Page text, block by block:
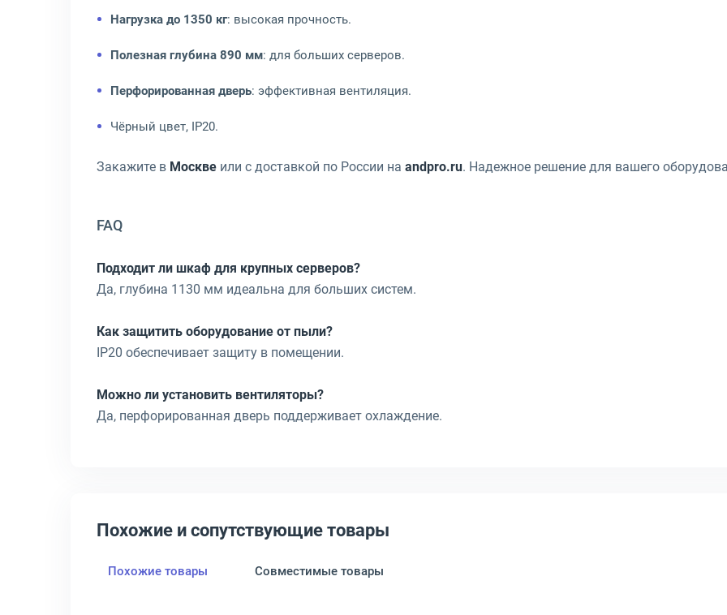
Нагрузка до 1350 кг: высокая прочность.
Полезная глубина 890 мм: для больших серверов.
Перфорированная дверь: эффективная вентиляция.
Чёрный цвет, IP20.
Закажите в Москве или с доставкой по России на andpro.ru. Надежное решение для вашего
FAQ
Подходит ли шкаф для крупных серверов?
Да, глубина 1130 мм идеальна для больших систем.
Как защитить оборудование от пыли?
IP20 обеспечивает защиту в помещении.
Можно ли установить вентиляторы?
Да, перфорированная дверь поддерживает охлаждение.
Похожие и сопутствующие товары
Похожие товары Совместимые товары